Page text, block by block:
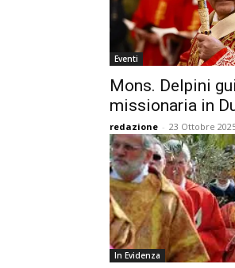
Eventi
Mons. Delpini
missionaria in
redazione - 23 Ottobre
In Evidenza